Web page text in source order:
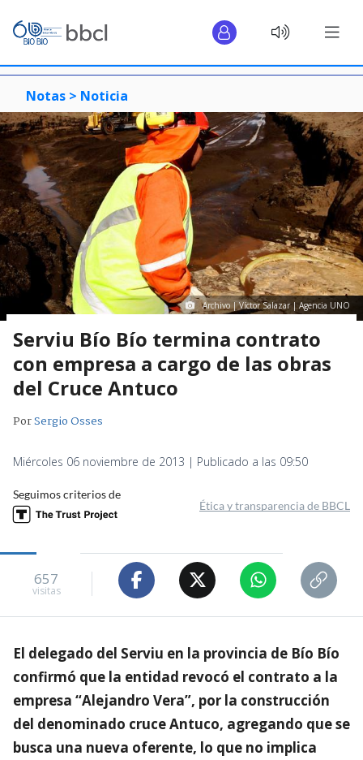
Notas > Noticia
Archivo | Víctor Salazar | Agencia UNO
Serviu Bío Bío termina contrato
con empresa a cargo de las obras
del Cruce Antuco
PorSergio Osses
Miércoles 06 noviembre de 2013 | Publicado a las 09:50
Seguimos criterios de
Ética y transparencia de BBCL
657
visitas
El delegado del Serviu en la provincia de Bío Bío
confirmó que la entidad revocó el contrato a la
empresa “Alejandro Vera”, por la construcción
del denominado cruce Antuco, agregando que se
busca una nueva oferente, lo que no implica